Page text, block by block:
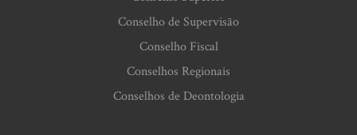
Conselho de Supervisão
Conselho Fiscal
Conselhos Regionais
Conselhos de Deontologia